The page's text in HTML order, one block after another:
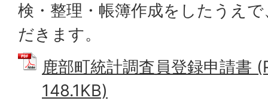
検・整理・帳簿作成をしたうえ
だきます。
鹿部町統計調査員登録申請書
148.1KB)